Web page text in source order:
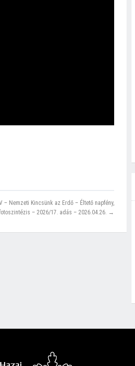
– Nemzeti Kincsünk az Erdő – Éltető napfény,
– 2026/17. adás – 2026.04.26. →